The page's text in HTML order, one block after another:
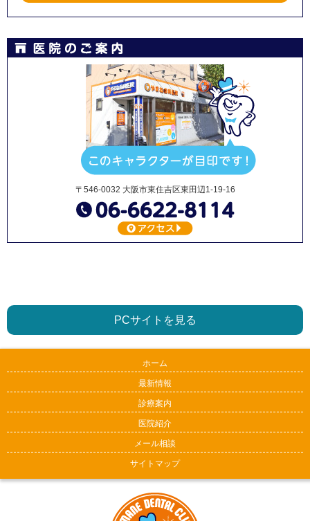
〒546-0032 大阪市東住吉区東田辺1-19-16
PCサイトを見る
ホーム
最新情報
診療案内
医院紹介
メール相談
サイトマップ